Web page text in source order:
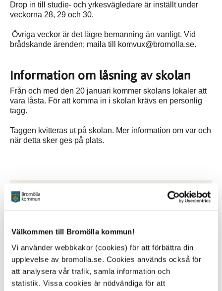
Välkommen till Bromölla kommun!
Vi använder webbkakor (cookies) för att förbättra din
upplevelse av bromolla.se. Cookies används också för
att analysera vår trafik, samla information och
statistik. Vissa cookies är nödvändiga för att
Drop in till studie- och yrkesvägledare är inställt under
veckorna 28, 29 och 30.
Övriga veckor är det lägre bemanning än vanligt. Vid
brådskande ärenden; maila till komvux@bromolla.se.
Information om låsning av skolan
Från och med den 20 januari kommer skolans lokaler att
vara låsta. För att komma in i skolan krävs en personlig
tagg.
Taggen kvitteras ut på skolan. Mer information om var och
när detta sker ges på plats.
Relaterad information
Hitta hit
Litteraturlista 2026 (1).pdf